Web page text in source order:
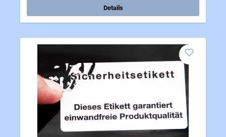
Details